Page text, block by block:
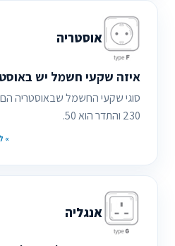
אוסטריה
איזה שקעי חשמל יש
230 והתדר הוא 50.
»
אנגליה